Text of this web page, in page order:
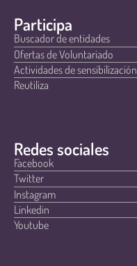
Participa
Buscador de entidades
Ofertas de Voluntariado
Actividades de sensibilización
Reutiliza
Redes sociales
Facebook
Twitter
Instagram
Linkedin
Youtube